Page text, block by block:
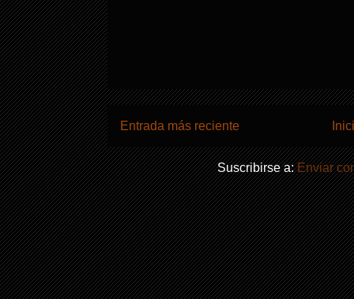
Entrada más reciente
Suscribirse a:Enviar